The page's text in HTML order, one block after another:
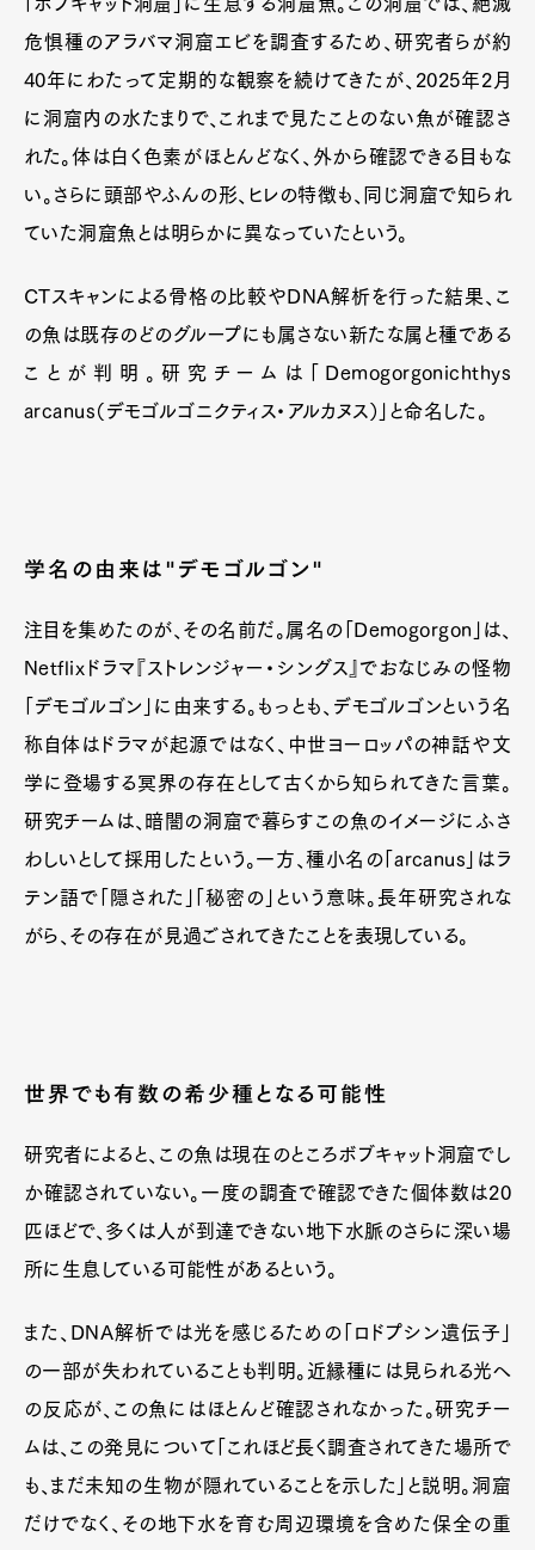
Pen Membership
Magazine
Contact
Pen Meet
Pen international Pen tw
危惧種のアラバマ洞窟エビを調査するため、研究者らが約
40年にわたって定期的な観察を続けてきたが、2025年2月
に洞窟内の水たまりで、これまで見たことのない魚が確認さ
れた。体は白く色素がほとんどなく、外から確認できる目もな
い。さらに頭部やふんの形、ヒレの特徴も、同じ洞窟で知られ
ていた洞窟魚とは明らかに異なっていたという。
CTスキャンによる骨格の比較やDNA解析を行った結果、こ
の魚は既存のどのグループにも属さない新たな属と種である
ことが判明。研究チームは「Demogorgonichthys
arcanus（デモゴルゴニクティス・アルカヌス）」と命名した。
学名の由来は"デモゴルゴン"
注目を集めたのが、その名前だ。属名の「Demogorgon」は、
Netflixドラマ『ストレンジャー・シングス』でおなじみの怪物
「デモゴルゴン」に由来する。もっとも、デモゴルゴンという名
称自体はドラマが起源ではなく、中世ヨーロッパの神話や文
学に登場する冥界の存在として古くから知られてきた言葉。
研究チームは、暗闇の洞窟で暮らすこの魚のイメージにふさ
わしいとして採用したという。一方、種小名の「arcanus」はラ
テン語で「隠された」「秘密の」という意味。長年研究されな
がら、その存在が見過ごされてきたことを表現している。
世界でも有数の希少種となる可能性
研究者によると、この魚は現在のところボブキャット洞窟でし
か確認されていない。一度の調査で確認できた個体数は20
匹ほどで、多くは人が到達できない地下水脈のさらに深い場
所に生息している可能性があるという。
また、DNA解析では光を感じるための「ロドプシン遺伝子」
の一部が失われていることも判明。近縁種には見られる光へ
の反応が、この魚にはほとんど確認されなかった。研究チー
ムは、この発見について「これほど長く調査されてきた場所で
も、まだ未知の生物が隠れていることを示した」と説明。洞窟
だけでなく、その地下水を育む周辺環境を含めた保全の重